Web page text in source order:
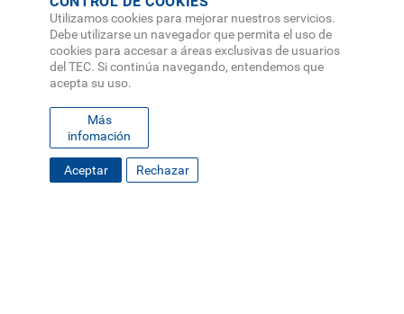
Utilizamos cookies para mejorar nuestros servicios.
Debe utilizarse un navegador que permita el uso de
cookies para accesar a áreas exclusivas de usuarios
del TEC. Si continúa navegando, entendemos que
acepta su uso.
Más
infomación
Aceptar Rechazar